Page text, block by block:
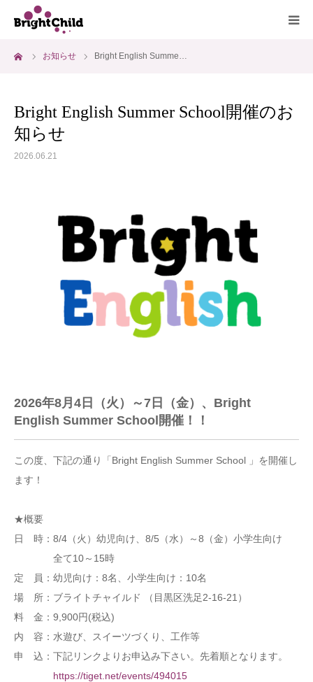
お知らせ Bright English Summe…
Bright English Summer School開催のお
知らせ
2026.06.21
2026年8月4日（火）～7日（金）、Bright
English Summer School開催！！
この度、下記の通り「Bright English Summer School 」を開催し
ます！
★概要
日 時：8/4（火）幼児向け、8/5（水）～8（金）小学生向け
全て10～15時
定 員：幼児向け：8名、小学生向け：10名
場 所：ブライトチャイルド （目黒区洗足2-16-21）
料 金：9,900円(税込)
内 容：水遊び、スイーツづくり、工作等
申 込：下記リンクよりお申込み下さい。先着順となります。
https://tiget.net/events/494015
ホーム
プログラム
ご利用料金
よくあるご質問
アクセス